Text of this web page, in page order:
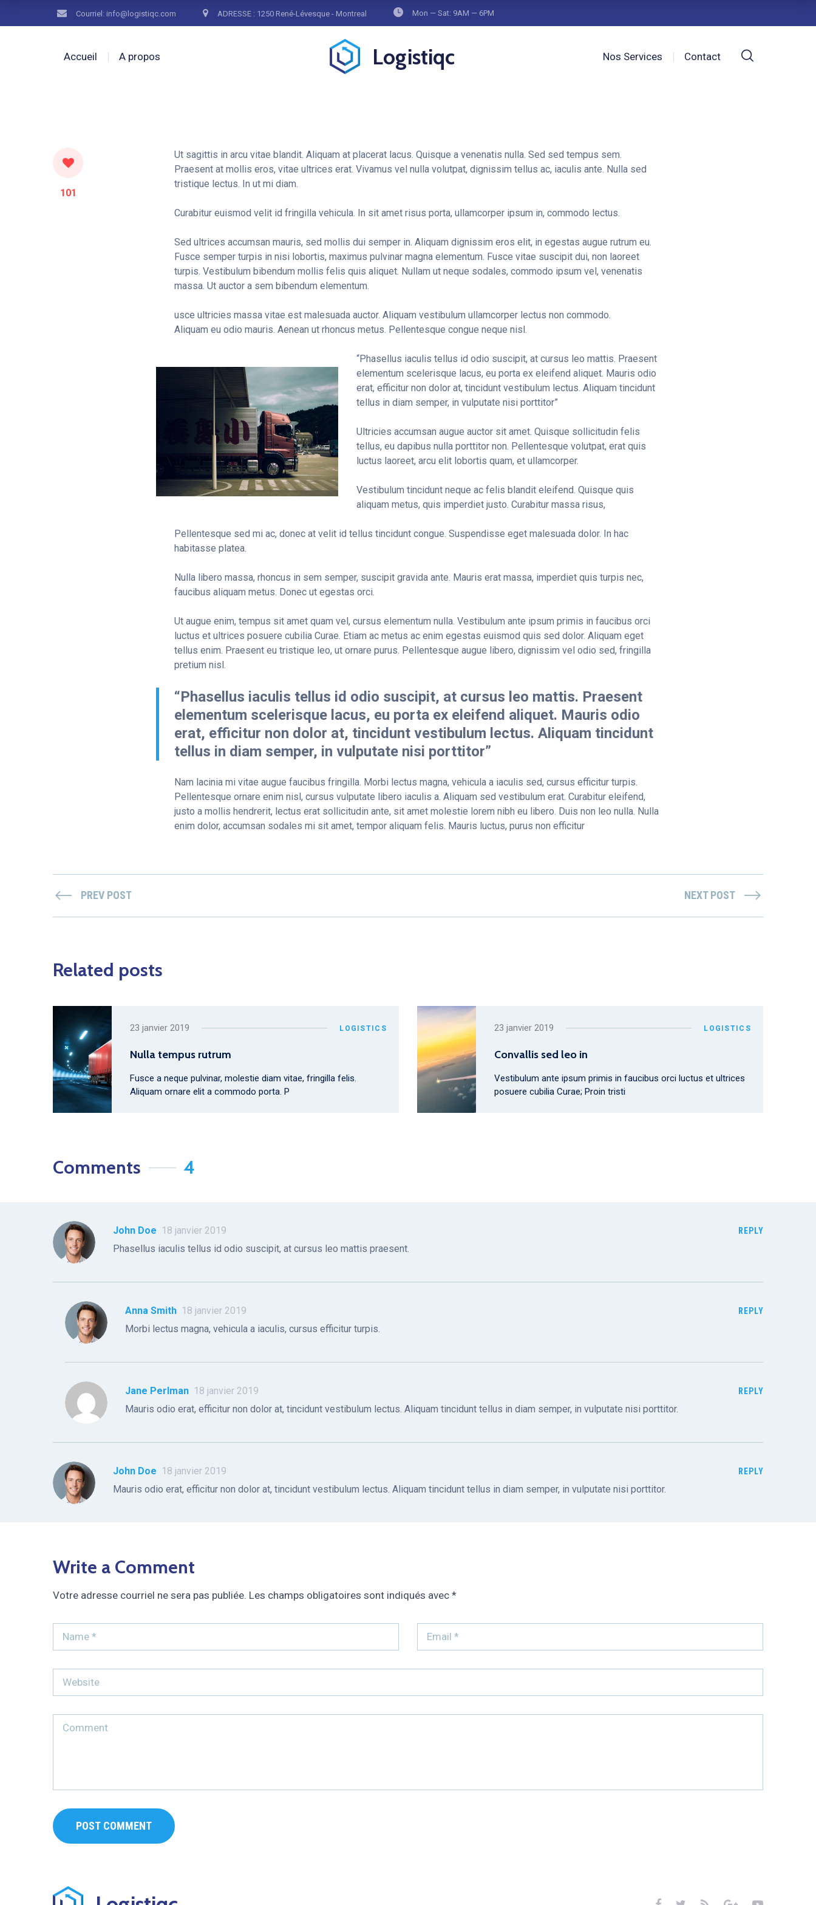
Courriel: info@logistiqc.com ADRESSE : 1250 René-Lévesque - Montreal Mon — Sat: 9AM — 6PM
Accueil A propos Logistiqc Nos Services Contact
101
Ut sagittis in arcu vitae blandit. Aliquam at placerat lacus. Quisque a venenatis nulla. Sed sed tempus sem.
Praesent at mollis eros, vitae ultrices erat. Vivamus vel nulla volutpat, dignissim tellus ac, iaculis ante. Nulla sed
tristique lectus. In ut mi diam.
Curabitur euismod velit id fringilla vehicula. In sit amet risus porta, ullamcorper ipsum in, commodo lectus.
Sed ultrices accumsan mauris, sed mollis dui semper in. Aliquam dignissim eros elit, in egestas augue rutrum eu.
Fusce semper turpis in nisi lobortis, maximus pulvinar magna elementum. Fusce vitae suscipit dui, non laoreet
turpis. Vestibulum bibendum mollis felis quis aliquet. Nullam ut neque sodales, commodo ipsum vel, venenatis
massa. Ut auctor a sem bibendum elementum.
usce ultricies massa vitae est malesuada auctor. Aliquam vestibulum ullamcorper lectus non commodo.
Aliquam eu odio mauris. Aenean ut rhoncus metus. Pellentesque congue neque nisl.
“Phasellus iaculis tellus id odio suscipit, at cursus leo mattis. Praesent
elementum scelerisque lacus, eu porta ex eleifend aliquet. Mauris odio
erat, efficitur non dolor at, tincidunt vestibulum lectus. Aliquam tincidunt
tellus in diam semper, in vulputate nisi porttitor”
Ultricies accumsan augue auctor sit amet. Quisque sollicitudin felis
tellus, eu dapibus nulla porttitor non. Pellentesque volutpat, erat quis
luctus laoreet, arcu elit lobortis quam, et ullamcorper.
Vestibulum tincidunt neque ac felis blandit eleifend. Quisque quis
aliquam metus, quis imperdiet justo. Curabitur massa risus,
Pellentesque sed mi ac, donec at velit id tellus tincidunt congue. Suspendisse eget malesuada dolor. In hac
habitasse platea.
Nulla libero massa, rhoncus in sem semper, suscipit gravida ante. Mauris erat massa, imperdiet quis turpis nec,
faucibus aliquam metus. Donec ut egestas orci.
Ut augue enim, tempus sit amet quam vel, cursus elementum nulla. Vestibulum ante ipsum primis in faucibus orci
luctus et ultrices posuere cubilia Curae. Etiam ac metus ac enim egestas euismod quis sed dolor. Aliquam eget
tellus enim. Praesent eu tristique leo, ut ornare purus. Pellentesque augue libero, dignissim vel odio sed, fringilla
pretium nisl.
“Phasellus iaculis tellus id odio suscipit, at cursus leo mattis. Praesent
elementum scelerisque lacus, eu porta ex eleifend aliquet. Mauris odio
erat, efficitur non dolor at, tincidunt vestibulum lectus. Aliquam tincidunt
tellus in diam semper, in vulputate nisi porttitor”
Nam lacinia mi vitae augue faucibus fringilla. Morbi lectus magna, vehicula a iaculis sed, cursus efficitur turpis.
Pellentesque ornare enim nisl, cursus vulputate libero iaculis a. Aliquam sed vestibulum erat. Curabitur eleifend,
justo a mollis hendrerit, lectus erat sollicitudin ante, sit amet molestie lorem nibh eu libero. Duis non leo nulla. Nulla
enim dolor, accumsan sodales mi sit amet, tempor aliquam felis. Mauris luctus, purus non efficitur
PREV POST NEXT POST
Related posts
23 janvier 2019 LOGISTICS
Nulla tempus rutrum
Fusce a neque pulvinar, molestie diam vitae, fringilla felis.
Aliquam ornare elit a commodo porta. P
23 janvier 2019 LOGISTICS
Convallis sed leo in
Vestibulum ante ipsum primis in faucibus orci luctus et ultrices
posuere cubilia Curae; Proin tristi
Comments 4
John Doe 18 janvier 2019
Phasellus iaculis tellus id odio suscipit, at cursus leo mattis praesent.
REPLY
Anna Smith 18 janvier 2019
Morbi lectus magna, vehicula a iaculis, cursus efficitur turpis.
REPLY
Jane Perlman 18 janvier 2019
Mauris odio erat, efficitur non dolor at, tincidunt vestibulum lectus. Aliquam tincidunt tellus in diam semper, in vulputate nisi porttitor.
REPLY
John Doe 18 janvier 2019
Mauris odio erat, efficitur non dolor at, tincidunt vestibulum lectus. Aliquam tincidunt tellus in diam semper, in vulputate nisi porttitor.
REPLY
Write a Comment
Votre adresse courriel ne sera pas publiée. Les champs obligatoires sont indiqués avec *